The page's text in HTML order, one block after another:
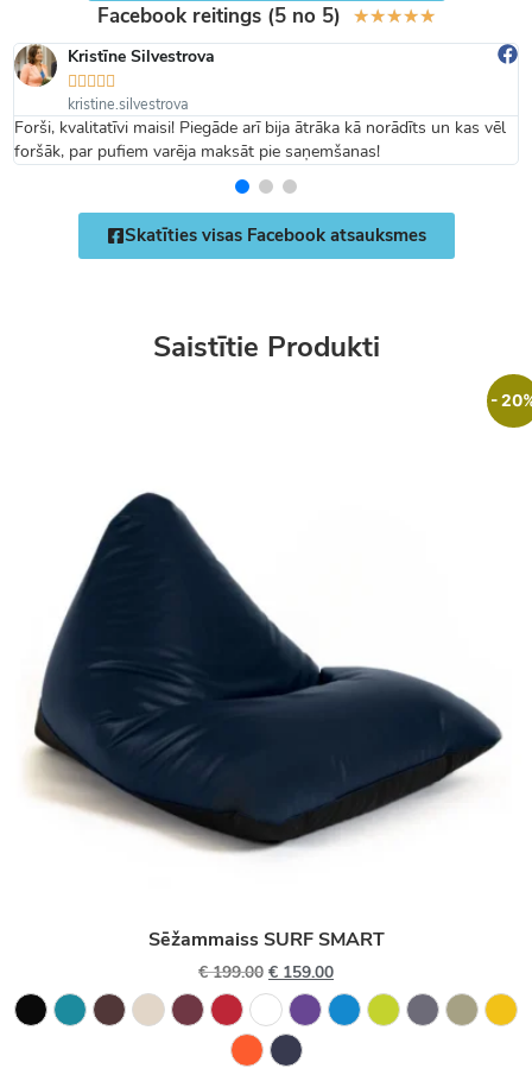
Facebook reitings (5 no 5) ★★★★★
Kristīne Silvestrova
    
kristine.silvestrova
Forši, kvalitatīvi maisi! Piegāde arī bija ātrāka kā norādīts un kas vēl
foršāk, par pufiem varēja maksāt pie saņemšanas!
Skatīties visas Facebook atsauksmes
Saistītie Produkti
-
Sēžammaiss SURF SMART
€199.00 € 159.00